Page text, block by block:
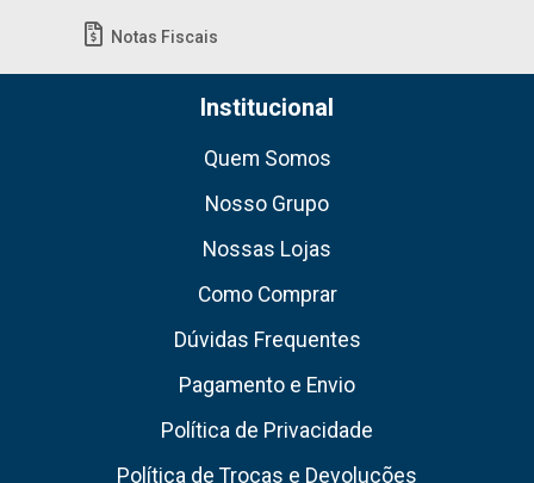
Notas Fiscais
Institucional
Quem Somos
Nosso Grupo
Nossas Lojas
Como Comprar
Dúvidas Frequentes
Pagamento e Envio
Política de Privacidade
Política de Trocas e Devoluções